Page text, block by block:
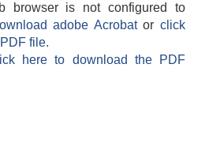
browser is not configured to
adobe Acrobatorclick
file.
here to download the PDF